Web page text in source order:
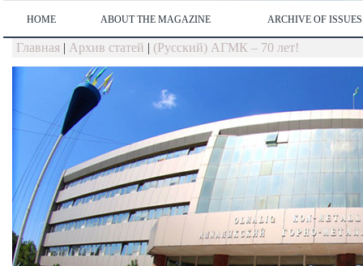
HOME ABOUT THE MAGAZINE ARCHIVE OF ISSUES
Главная |Архив статей|(Русский) АГМК – 70 лет!